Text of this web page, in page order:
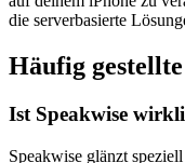
die serverbasierte
Häufig
Ist Speakwise
Speakwise glänzt